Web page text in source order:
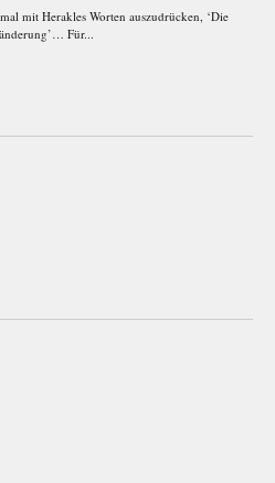
mit Herakles Worten auszudrücken, ‘Die
Für...